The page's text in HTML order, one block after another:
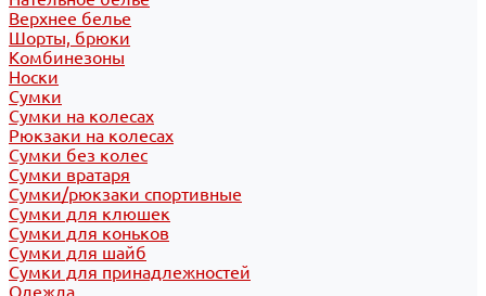
Верхнее белье
Шорты, брюки
Комбинезоны
Носки
Сумки
Сумки на колесах
Рюкзаки на колесах
Сумки без колес
Сумки вратаря
Сумки/рюкзаки спортивные
Сумки для клюшек
Сумки для коньков
Сумки для шайб
Сумки для принадлежностей
Одежда